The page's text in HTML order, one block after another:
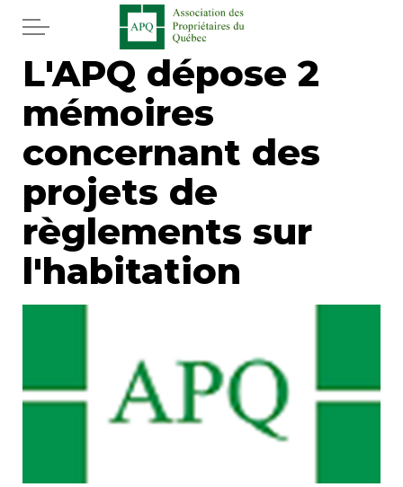
Aller au contenu principal
Accueil
Services
Actualités
Journal
Juridique
L'APQ dépose 2
mémoires
concernant des
projets de
règlements sur
l'habitation